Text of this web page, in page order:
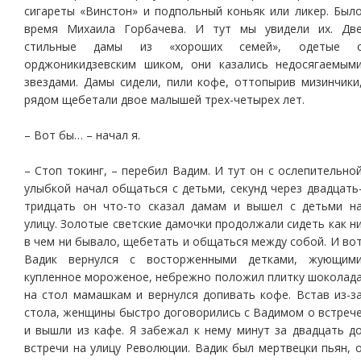
сигареты «Винстон» и подпольный коньяк или ликер.
время Михаила Горбачева. И тут мы увидели их.
стильные дамы из «хороших семей», одетые
орджоникидзевским шиком, они казались
звездами. Дамы сидели, пили кофе, оттопырив
рядом щебетали двое малышей трех-четырех лет.
– Вот бы… – начал я.
– Стоп токинг, – перебил Вадим. И тут он с
улыбкой начал общаться с детьми, секунд через
тридцать он что-то сказал дамам и вышел с детьми
улицу. Золотые светские дамочки продолжали сидеть как
в чем ни бывало, щебетать и общаться между собой. И
Вадик вернулся с восторженными детками,
купленное мороженое, небрежно положил плитку
на стол мамашкам и вернулся допивать кофе. Встав из-
стола, женщины быстро договорились с Вадимом о
и вышли из кафе. Я забежал к нему минут за двадцать
встречи на улицу Революции. Вадик был мертвецки пьян,